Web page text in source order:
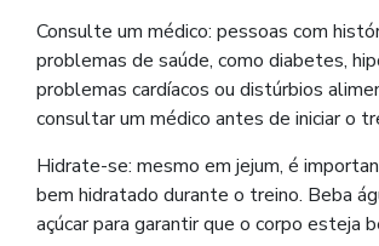
Consulte um médico: pessoas com
problemas de saúde, como diabetes,
problemas cardíacos ou distúrbios
consultar um médico antes de iniciar o
Hidrate-se: mesmo em jejum, é
bem hidratado durante o treino. Beba
açúcar para garantir que o corpo esteja